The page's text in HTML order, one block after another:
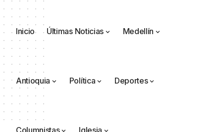
Inicio Últimas Noticias Medellín
Antioquia Política Deportes